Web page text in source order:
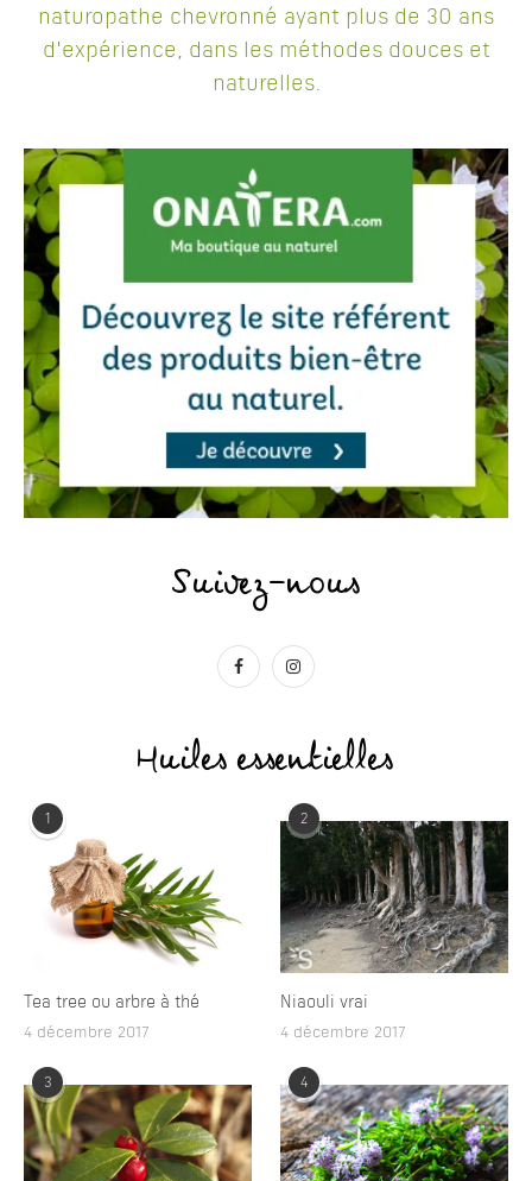
naturopathe chevronné ayant plus de 30 ans
d'expérience, dans les méthodes douces et
naturelles.
Suivez-nous
Huiles essentielles
1
Tea tree ou arbre à thé
4 décembre 2017
2
Niaouli vrai
4 décembre 2017
3 4